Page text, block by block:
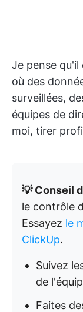
Je pense
où des
surveillées,
équipes de
moi, tirer
💡 Conseil
le contrôle
Essayez le
ClickUp.
Suivez
de
Faites